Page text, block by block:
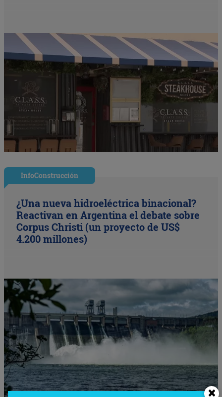
InfoConstrucción
¿Una nueva hidroeléctrica binacional?
Reactivan en Argentina el debate sobre
Corpus Christi (un proyecto de US$
4.200 millones)